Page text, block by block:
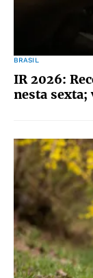
BRASIL
IR 2026:
nesta sexta;